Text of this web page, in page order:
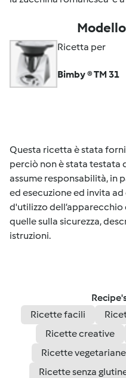
Ricetta per
Bimby ® TM 31
Questa ricetta è stata
perciò non è stata testata
assume responsabilità, in
ed esecuzione ed invita
d'utilizzo
quelle sulla sicurezza,
istruzioni.
Ricette facili
Ricette creative
Ricette vegetariane
Ricette senza